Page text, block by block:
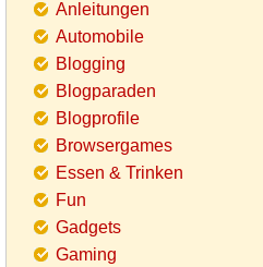
Anleitungen
Automobile
Blogging
Blogparaden
Blogprofile
Browsergames
Essen & Trinken
Fun
Gadgets
Gaming